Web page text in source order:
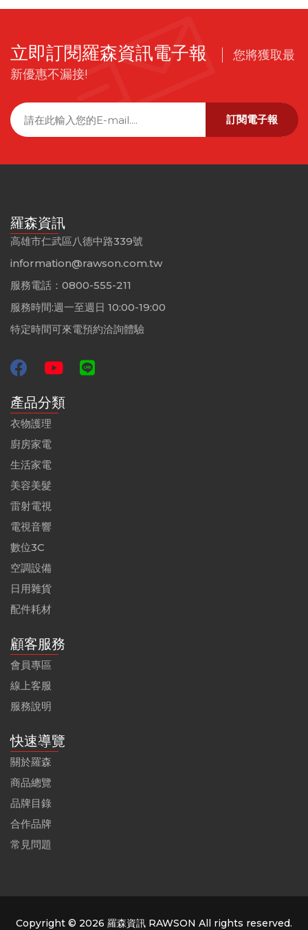
立即訂閱羅森資訊電子報
您將獲取最
新優惠不漏接!
訂閱電子報
羅森資訊
高雄市仁武區八德中路339號
information@rawson.com.tw
服務電話：0800-555-211
服務時間:週一至週日 10:00-19:00
特定時間可來電預約洽詢體驗
產品分類
衣物護理
廚房家電
生活家電
美容美髮
雷射電視
電視音響
數位3C
空調設備
日用雜貨
配件耗材
顧客服務
會員專區
線上客服
服務說明
快速導覽
關於羅森
商品總覽
品牌目錄
合作品牌
常見問題
Copyright © 2026 羅森資訊 RAWSON All rights reserved.